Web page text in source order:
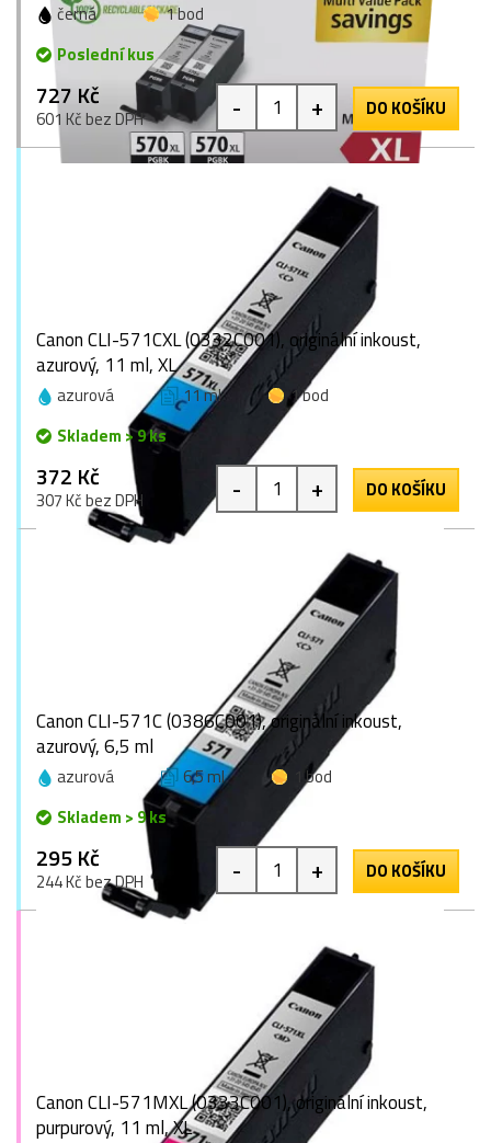
černá
1 bod
Poslední kus
727 Kč
601 Kč bez DPH - + DO KOŠÍKU
Canon CLI-571CXL (0332C001), originální inkoust,
azurový, 11 ml, XL
azurová 11 ml
1 bod
Skladem > 9 ks
372 Kč
307 Kč bez DPH - + DO KOŠÍKU
Canon CLI-571C (0386C001), originální inkoust,
azurový, 6,5 ml
azurová 6,5 ml
1 bod
Skladem > 9 ks
295 Kč
244 Kč bez DPH - + DO KOŠÍKU
Canon CLI-571MXL (0333C001), originální inkoust,
purpurový, 11 ml, XL